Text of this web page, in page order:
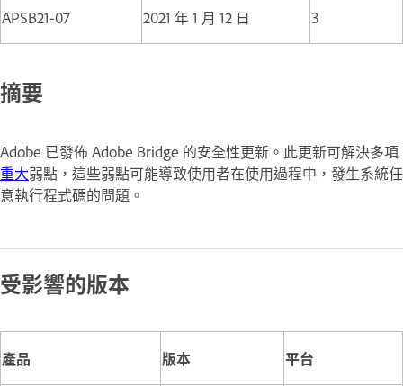
APSB21-07 2021 年 1 月 12 日 3
摘要
Adobe 已發佈 Adobe Bridge 的安全性更新。此更新可解決多項
重大弱點，這些弱點可能導致使用者在使用過程中，發生系統任
意執行程式碼的問題。
受影響的版本
產品 版本 平台